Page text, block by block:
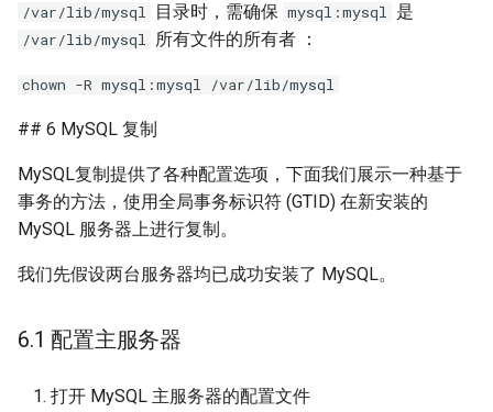
/var/lib/mysql 目录时，需确保 mysql:mysql 是
/var/lib/mysql 所有文件的所有者 ：
chown -R mysql:mysql /var/lib/mysql
## 6 MySQL 复制
MySQL复制提供了各种配置选项，下面我们展示一种基于
事务的方法，使用全局事务标识符 (GTID) 在新安装的
MySQL 服务器上进行复制。
我们先假设两台服务器均已成功安装了 MySQL。
6.1 配置主服务器
打开 MySQL 主服务器的配置文件